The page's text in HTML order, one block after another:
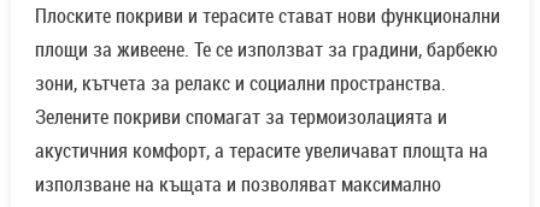
Плоските покриви и терасите стават нови функционални
площи за живеене. Те се използват за градини, барбекю
зони, кътчета за релакс и социални пространства.
Зелените покриви спомагат за термоизолацията и
акустичния комфорт, а терасите увеличават площта на
използване на къщата и позволяват максимално